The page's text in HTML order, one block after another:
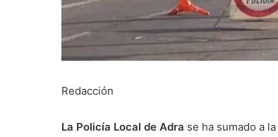
Redacción
La Policía Local de Adra se ha sumado a la